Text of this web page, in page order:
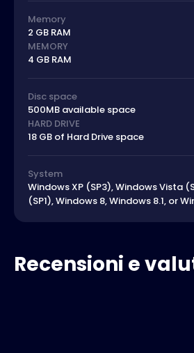
Memory
2 GB RAM
MEMORY
4 GB RAM
Disc space
500MB available space
HARD DRIVE
18 GB of Hard Drive space
System
Windows XP (SP3), Windows Vista
(SP1), Windows 8, Windows 8.1, or
Recensioni e